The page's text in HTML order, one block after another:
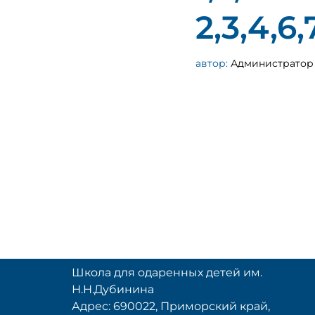
автор: Администратор
Школа для одаренных детей им.
Н.Н.Дубинина
Адрес: 690022, Приморский край,